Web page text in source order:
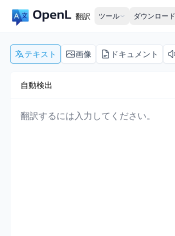
翻訳 ツール ダウンロード
テキスト 画像 ドキュメント
自動検出